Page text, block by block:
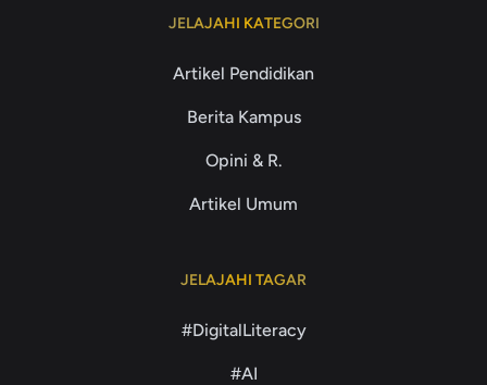
JELAJAHI KATEGORI
Artikel Pendidikan
Berita Kampus
Opini & R.
Artikel Umum
JELAJAHI TAGAR
#DigitalLiteracy
#AI